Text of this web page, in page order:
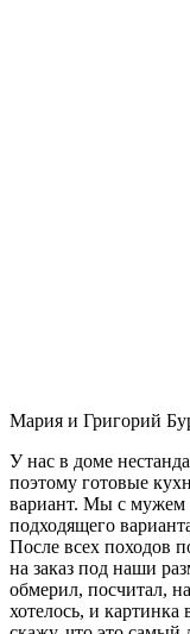
Мария и Григорий
У нас в доме
поэтому готовые
вариант. Мы с мужем
подходящего
После всех походов
на заказ под наши
обмерил, посчитал,
хотелось, и картинка